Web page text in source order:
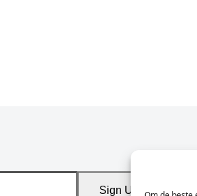
Sign Up